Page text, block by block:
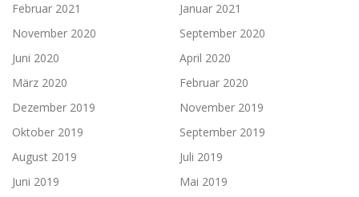
Februar 2021
Januar 2021
November 2020
September 2020
Juni 2020
April 2020
März 2020
Februar 2020
Dezember 2019
November 2019
Oktober 2019
September 2019
August 2019
Juli 2019
Juni 2019
Mai 2019